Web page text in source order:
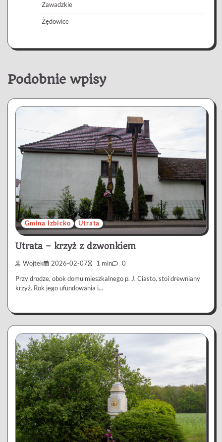
Zawadzkie
Żędowice
Podobnie wpisy
Gmina Izbicko Utrata
Utrata – krzyż z dzwonkiem
Wojtek 2026-02-07 1 min 0
Przy drodze, obok domu mieszkalnego p. J. Ciasto, stoi drewniany
krzyż. Rok jego ufundowania i…